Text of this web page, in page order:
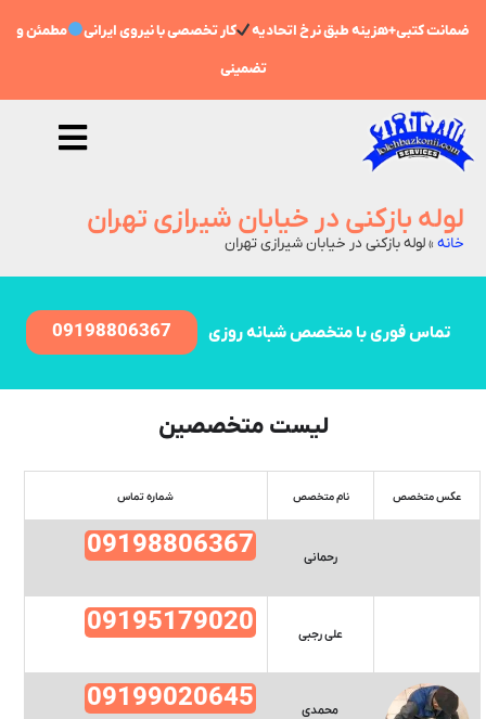
ضمانت کتبی+هزینه طبق نرخ اتحادیه کار تخصصی با نیروی ایرانی مطمئن و
تضمینی
لوله بازکنی در خیابان شیرازی تهران
خانه »لوله بازکنی در خیابان شیرازی تهران
تماس فوری با متخصص شبانه روزی 09198806367
لیست متخصصین
عکس متخصص نام متخصص شماره تماس
رحمانی 09198806367
علی رجبی 09195179020
محمدی 09199020645